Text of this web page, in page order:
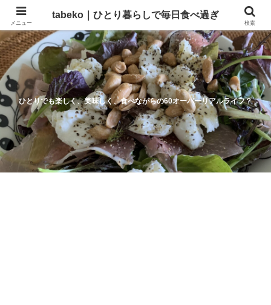
ひとりでも楽しく、美味しく、食べながらの60オーバーリアルライフ？
メニュー
tabeko｜ひとり暮らしで毎日食べ過ぎ
検索